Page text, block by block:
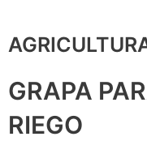
GRAPA
RIEGO